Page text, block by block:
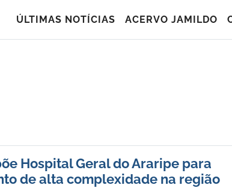
ÚLTIMAS NOTÍCIAS ACERVO JAMILDO
Hospital Geral do Araripe para
de alta complexidade na região